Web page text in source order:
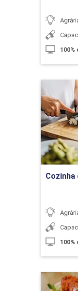
100%
Cozinha
100%